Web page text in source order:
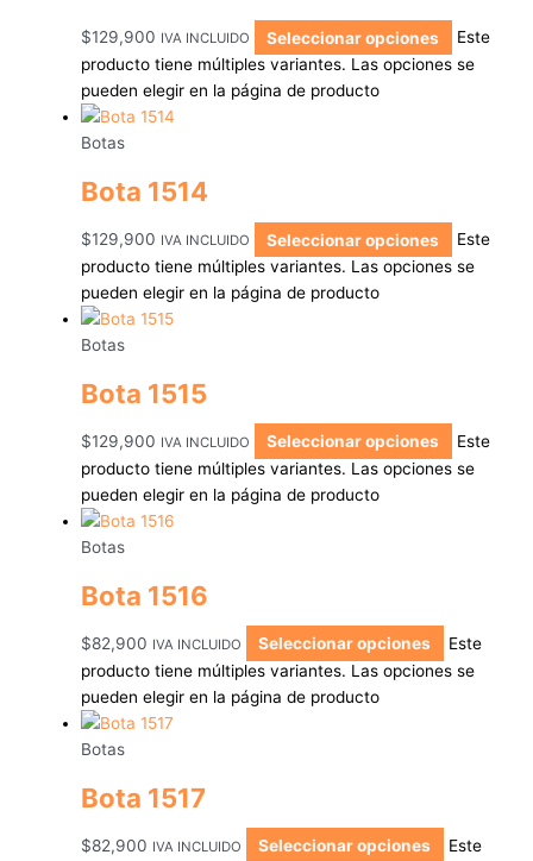
$129,900 IVA INCLUIDO Seleccionar opciones
Este
producto tiene múltiples variantes. Las opciones se
pueden elegir en la página de producto
Botas
Bota 1514
$129,900 IVA INCLUIDO Seleccionar opciones
Este
producto tiene múltiples variantes. Las opciones se
pueden elegir en la página de producto
Botas
Bota 1515
$129,900 IVA INCLUIDO Seleccionar opciones
Este
producto tiene múltiples variantes. Las opciones se
pueden elegir en la página de producto
Botas
Bota 1516
$82,900 IVA INCLUIDO Seleccionar opciones
Este
producto tiene múltiples variantes. Las opciones se
pueden elegir en la página de producto
Botas
Bota 1517
$82,900 IVA INCLUIDO Seleccionar opciones
Este